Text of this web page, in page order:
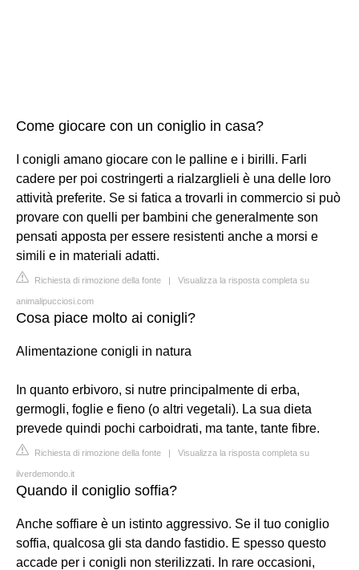
Come giocare con un coniglio in casa?
I conigli amano giocare con le palline e i birilli. Farli
cadere per poi costringerti a rialzarglieli è una delle loro
attività preferite. Se si fatica a trovarli in commercio si può
provare con quelli per bambini che generalmente son
pensati apposta per essere resistenti anche a morsi e
simili e in materiali adatti.
Richiesta di rimozione della fonte | Visualizza la risposta completa su
animalipucciosi.com
Cosa piace molto ai conigli?
Alimentazione conigli in natura
In quanto erbivoro, si nutre principalmente di erba,
germogli, foglie e fieno (o altri vegetali). La sua dieta
prevede quindi pochi carboidrati, ma tante, tante fibre.
Richiesta di rimozione della fonte | Visualizza la risposta completa su
ilverdemondo.it
Quando il coniglio soffia?
Anche soffiare è un istinto aggressivo. Se il tuo coniglio
soffia, qualcosa gli sta dando fastidio. E spesso questo
accade per i conigli non sterilizzati. In rare occasioni,